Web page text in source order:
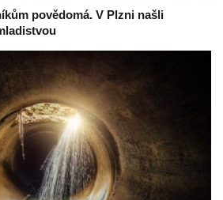
povědomá. V Plzni našli